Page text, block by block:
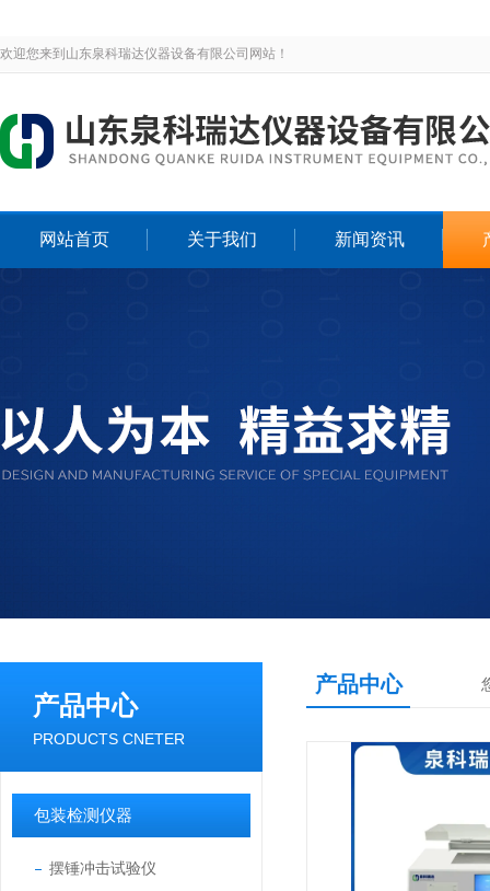
欢迎您来到山东泉科瑞达仪器设备有限公司网站！
网站首页 关于我们 新闻资讯
产品中心
PRODUCTS CNETER
包装检测仪器
摆锤冲击试验仪
产品中心